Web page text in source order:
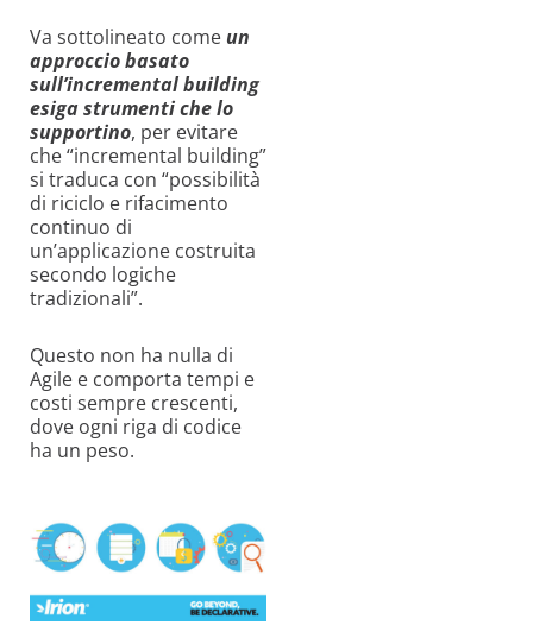
Va sottolineato come un
approccio basato
sull’incremental building
esiga strumenti che lo
supportino, per evitare
che “incremental building”
si traduca con “possibilità
di riciclo e rifacimento
continuo di
un’applicazione costruita
secondo logiche
tradizionali”.
Questo non ha nulla di
Agile e comporta tempi e
costi sempre crescenti,
dove ogni riga di codice
ha un peso.